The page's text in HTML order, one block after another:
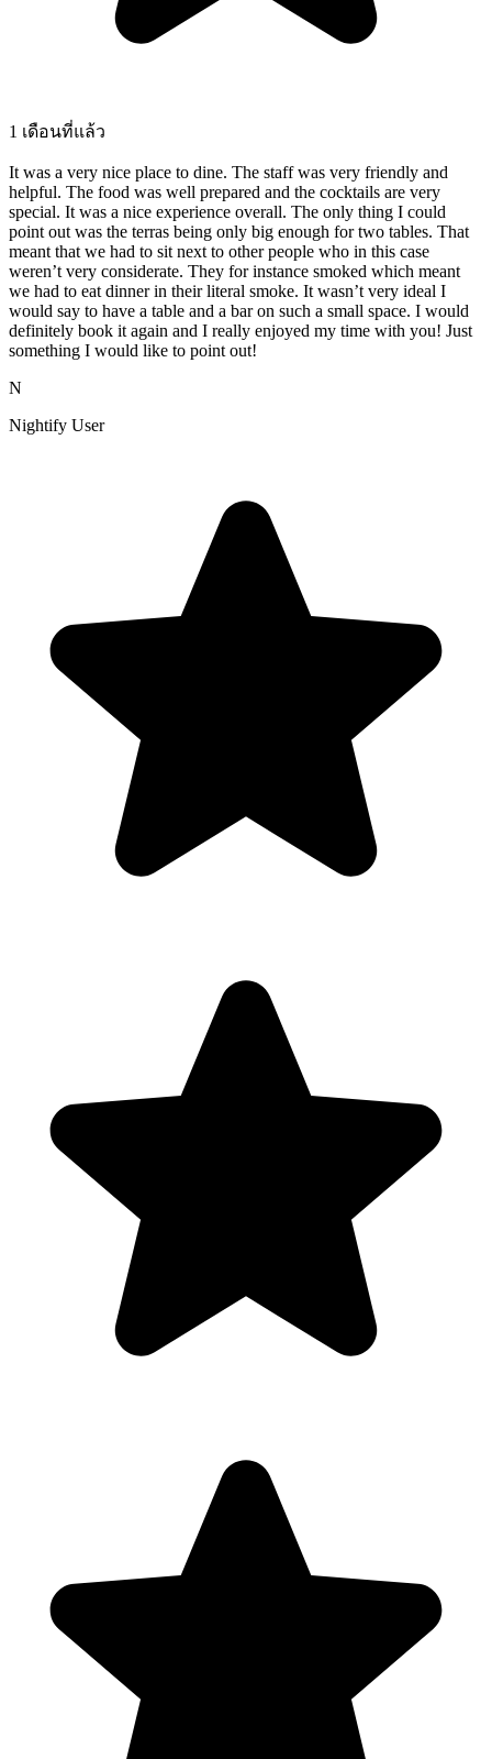
1 เดือนที่แล้ว
It was a very nice place to dine. The staff was very friendly and
helpful. The food was well prepared and the cocktails are very
special. It was a nice experience overall. The only thing I could
point out was the terras being only big enough for two tables. That
meant that we had to sit next to other people who in this case
weren’t very considerate. They for instance smoked which meant
we had to eat dinner in their literal smoke. It wasn’t very ideal I
would say to have a table and a bar on such a small space. I would
definitely book it again and I really enjoyed my time with you! Just
something I would like to point out!
N
Nightify User